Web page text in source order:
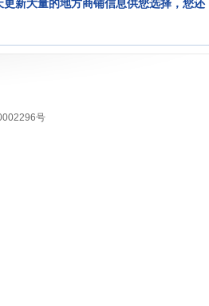
新大量的地方商铺信息供您选择，您还
号